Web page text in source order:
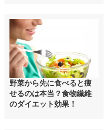
野菜から先に食べると痩
せるのは本当？食物繊維
のダイエット効果！